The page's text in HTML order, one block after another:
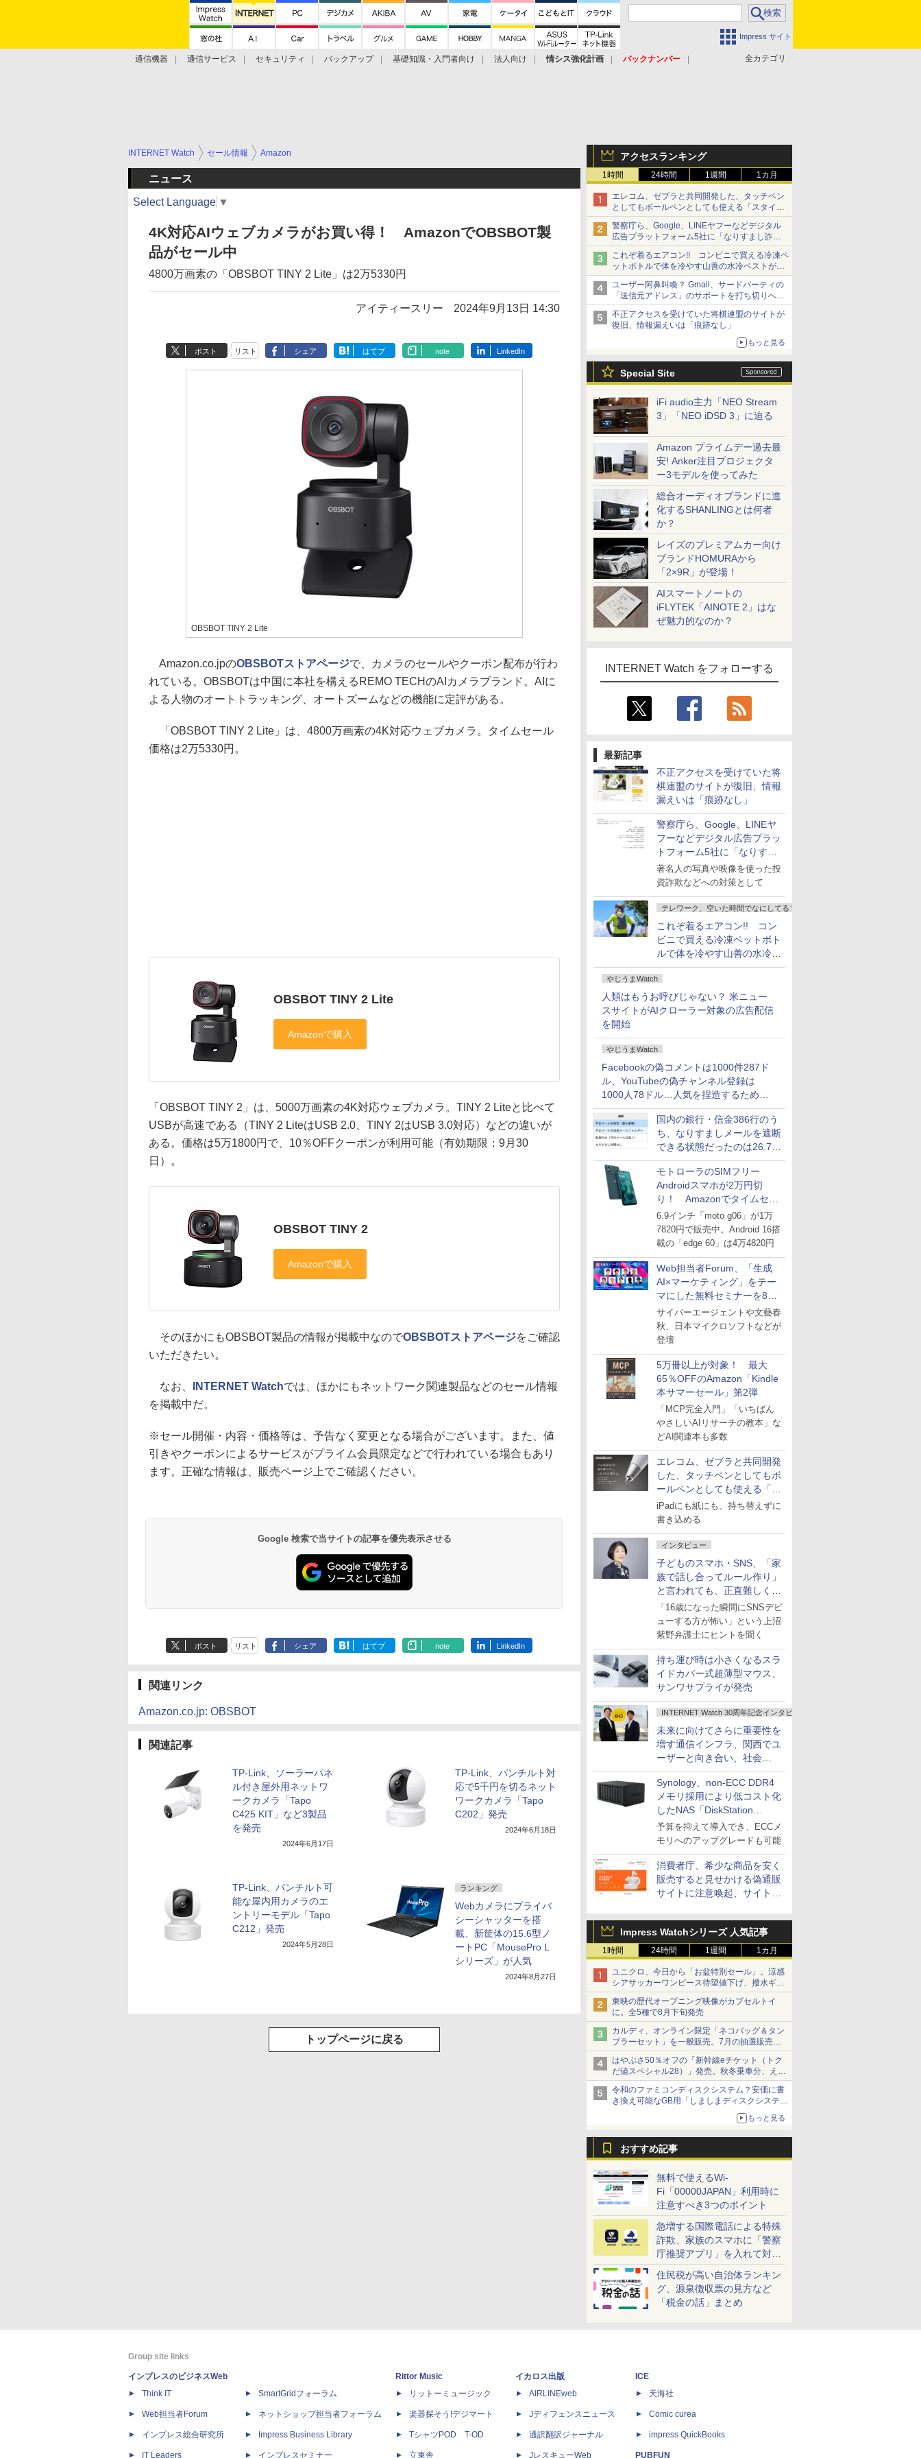
Impress サイト
全カテゴリ
通信機器 通信サービス セキュリティ バックアップ 基礎知識・入門者向け 法人向け 情シス強化計画
バックナンバー
アクセスランキング
1時間 24時間 1週間 1カ月
エレコム、ゼブラと共同開発した、タッチペン
としてもボールペンとしても使える「スタイラ
スツーウェイ」発売 iPadにも紙にも、持ち替
えずに書き込める
警察庁ら、Google、LINEヤフーなどデジタル
広告プラットフォーム5社に「なりすまし詐欺
広告」対策強化を要請 著名人の写真や映像を
使った投資詐欺などへの対策として
これぞ着るエアコン!! コンビニで買える冷凍ペ
ットボトルで体を冷やす山善の水冷ベストがロ
ードバイクにちょうどいい【ぼっち・ざ・ろー
ど！その14】【空いた時間でなにしてる？】
ユーザー阿鼻叫喚？ Gmail、サードパーティの
「送信元アドレス」のサポートを打ち切りへ
【やじうまWatch】
不正アクセスを受けていた将棋連盟のサイトが
復旧、情報漏えいは「痕跡なし」
もっと見る
Special Site
iFi audio主力「NEO Stream
3」「NEO iDSD 3」に迫る
Amazon プライムデー過去最
安! Anker注目プロジェクタ
ー3モデルを使ってみた
総合オーディオブランドに進
化するSHANLINGとは何者
か？
レイズのプレミアムカー向け
ブランドHOMURAから
「2×9R」が登場！
AIスマートノートの
iFLYTEK「AINOTE 2」はな
ぜ魅力的なのか？
INTERNET Watch をフォローする
最新記事
不正アクセスを受けていた将
棋連盟のサイトが復旧、情報
漏えいは「痕跡なし」
警察庁ら、Google、LINEヤ
フーなどデジタル広告プラッ
トフォーム5社に「なりすま
し詐欺広告」対策強化を要請
著名人の写真や映像を使った投
資詐欺などへの対策として
テレワーク、空いた時間でなにしてる？
これぞ着るエアコン!! コン
ビニで買える冷凍ペットボト
ルで体を冷やす山善の水冷ベ
ストがロードバイクにちょう
どいい【ぼっち・ざ・ろー
ど！その14】
やじうまWatch
人類はもうお呼びじゃない？ 米ニュー
スサイトがAIクローラー対象の広告配信
を開始
やじうまWatch
Facebookの偽コメントは1000件287ド
ル、YouTubeの偽チャンネル登録は
1000人78ドル…人気を捏造するための
価格リストが公開中
国内の銀行・信金386行のう
ち、なりすましメールを遮断
できる状態だったのは26.7％
にとどまる～GMOブランド
セキュリティ調査
モトローラのSIMフリー
Androidスマホが2万円切
り！ Amazonでタイムセー
ル
6.9インチ「moto g06」が1万
7820円で販売中。Android 16搭
載の「edge 60」は4万4820円
Web担当者Forum、「生成
AI×マーケティング」をテー
マにした無料セミナーを8月
27日にオンライン開催
サイバーエージェントや文藝春
秋、日本マイクロソフトなどが
登壇
5万冊以上が対象！ 最大
65％OFFのAmazon「Kindle
本サマーセール」第2弾
「MCP完全入門」「いちばん
やさしいAIリサーチの教本」な
どAI関連本も多数
エレコム、ゼブラと共同開発
した、タッチペンとしてもボ
ールペンとしても使える「ス
タイラスツーウェイ」発売
iPadにも紙にも、持ち替えずに
書き込める
インタビュー
子どものスマホ・SNS、「家
族で話し合ってルール作り」
と言われても、正直難しくな
いですか？
「16歳になった瞬間にSNSデビ
ューする方が怖い」という上沼
紫野弁護士にヒントを聞く
持ち運び時は小さくなるスラ
イドカバー式超薄型マウス、
サンワサプライが発売
INTERNET Watch 30周年記念インタビュー
未来に向けてさらに重要性を
増す通信インフラ、関西でユ
ーザーと向き合い、社会
の“あたらしい”を起動し続け
る～オプテージ
Synology、non-ECC DDR4
メモリ採用により低コスト化
したNAS「DiskStation
neo+」シリーズ
予算を抑えて導入でき、ECCメ
モリへのアップグレードも可能
消費者庁、希少な商品を安く
販売すると見せかける偽通販
サイトに注意喚起、サイト名
Impress Watchシリーズ 人気記事
1時間 24時間 1週間 1カ月
ユニクロ、今日から「お盆特別セール」。涼感
シアサッカーワンピース待望値下げ、撥水ギア
ショーツは1990円に
東映の歴代オープニング映像がカプセルトイ
に。全5種で8月下旬発売
カルディ、オンライン限定「ネコバッグ＆タン
ブラーセット」を一般販売。7月の抽選販売の
当選無効分
はやぶさ50％オフの「新幹線eチケット（トク
だ値スペシャル28）」発売。秋冬乗車分、えき
ねっと限定
令和のファミコンディスクシステム？安価に書
き換え可能なGB用「しましまディスクシステ
もっと見る
おすすめ記事
無料で使えるWi-
Fi「00000JAPAN」利用時に
注意すべき3つのポイント
急増する国際電話による特殊
詐欺、家族のスマホに「警察
庁推奨アプリ」を入れて対策
しよう！
住民税が高い自治体ランキン
グ、源泉徴収票の見方など
「税金の話」まとめ
INTERNET Watch セール情報 Amazon
ニュース
Select Language ▼
4K対応AIウェブカメラがお買い得！ AmazonでOBSBOT製
品がセール中
4800万画素の「OBSBOT TINY 2 Lite」は2万5330円
アイティースリー 2024年9月13日 14:30
ポスト リスト シェア はてブ note LinkedIn
OBSBOT TINY 2 Lite
Amazon.co.jpのOBSBOTストアページで、カメラのセールやクーポン配布が行わ
れている。OBSBOTは中国に本社を構えるREMO TECHのAIカメラブランド。AIに
よる人物のオートトラッキング、オートズームなどの機能に定評がある。
「OBSBOT TINY 2 Lite」は、4800万画素の4K対応ウェブカメラ。タイムセール
価格は2万5330円。
OBSBOT TINY 2 Lite
「OBSBOT TINY 2」は、5000万画素の4K対応ウェブカメラ。TINY 2 Liteと比べて
USBが高速である（TINY 2 LiteはUSB 2.0、TINY 2はUSB 3.0対応）などの違いが
ある。価格は5万1800円で、10％OFFクーポンが利用可能（有効期限：9月30
日）。
OBSBOT TINY 2
そのほかにもOBSBOT製品の情報が掲載中なのでOBSBOTストアページをご確認
いただきたい。
なお、 INTERNET Watchでは、ほかにもネットワーク関連製品などのセール情報
を掲載中だ。
※セール開催・内容・価格等は、予告なく変更となる場合がございます。また、値
引きやクーポンによるサービスがプライム会員限定などで行われている場合もあり
ます。正確な情報は、販売ページ上でご確認ください。
Google 検索で当サイトの記事を優先表示させる
ポスト リスト シェア はてブ note LinkedIn
関連リンク
Amazon.co.jp: OBSBOT
関連記事
TP-Link、ソーラーパネ
ル付き屋外用ネットワ
ークカメラ「Tapo
C425 KIT」など3製品
を発売
2024年6月17日
TP-Link、パンチルト対
応で5千円を切るネット
ワークカメラ「Tapo
C202」発売
2024年6月18日
TP-Link、パンチルト可
能な屋内用カメラのエ
ントリーモデル「Tapo
C212」発売
2024年5月28日
ランキング
Webカメラにプライバ
シーシャッターを搭
載、新筐体の15.6型ノ
ートPC「MousePro L
シリーズ」が人気
2024年8月27日
トップページに戻る
Group site links
インプレスのビジネスWeb
Think IT
Web担当者Forum
インプレス総合研究所
IT Leaders
SmartGridフォーラム
ネットショップ担当者フォーラム
Impress Business Library
インプレスセミナー
Rittor Music
リットーミュージック
楽器探そう!デジマート
TシャツPOD T-OD
立東舎
イカロス出版
AIRLINEweb
Jディフェンスニュース
通訳翻訳ジャーナル
JレスキューWeb
ICE
天海社
Comic curea
impress QuickBooks
PUBFUN